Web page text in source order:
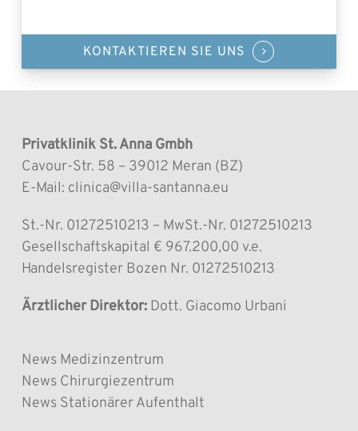
KONTAKTIEREN SIE UNS
Privatklinik St. Anna Gmbh
Cavour-Str. 58 – 39012 Meran (BZ)
E-Mail: clinica@villa-santanna.eu
St.-Nr. 01272510213 – MwSt.-Nr. 01272510213
Gesellschaftskapital € 967.200,00 v.e.
Handelsregister Bozen Nr. 01272510213
Ärztlicher Direktor:Dott. Giacomo Urbani
News Medizinzentrum
News Chirurgiezentrum
News Stationärer Aufenthalt